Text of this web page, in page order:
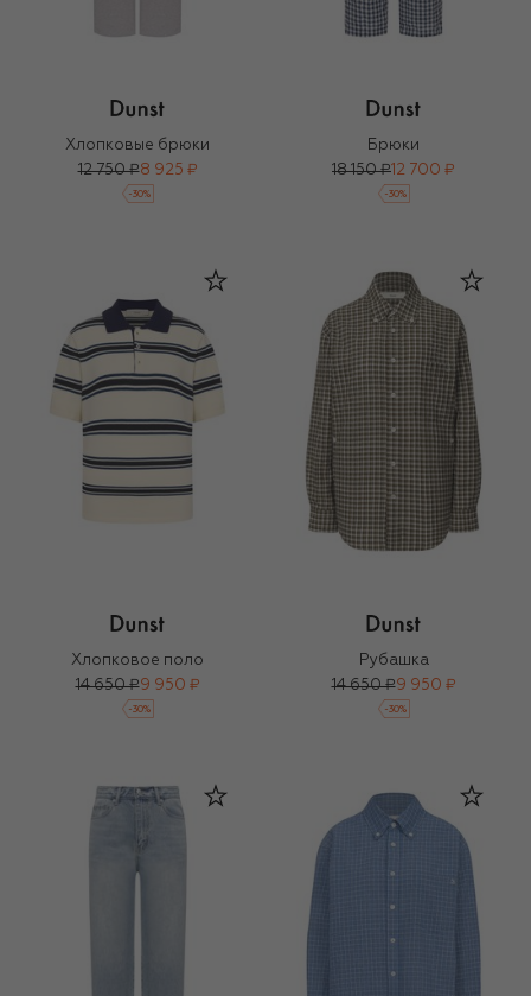
Хлопковые брюки
12 750 ₽8 925 ₽
-30%
Брюки
18 150 ₽ 12 700 ₽
-30%
Хлопковое поло
14 650 ₽9 950 ₽
-30%
Рубашка
14 650 ₽9 950 ₽
-30%